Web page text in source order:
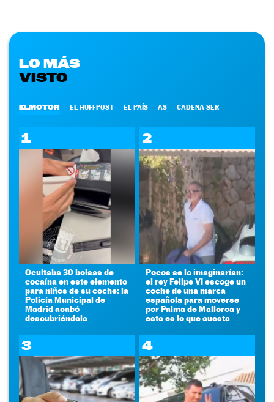
LO MÁS
VISTO
ELMOTOR EL HUFFPOST EL PAÍS AS CADENA SER
1
Ocultaba 30 bolsas de
cocaína en este elemento
para niños de su coche: la
Policía Municipal de
Madrid acabó
descubriéndola
2
Pocos se lo imaginarían:
el rey Felipe VI escoge un
coche de una marca
española para moverse
por Palma de Mallorca y
esto es lo que cuesta
3 4